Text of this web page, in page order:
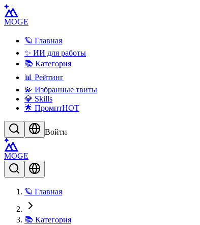
MOGE
🪐 Главная
✨ ИИ для работы
📚 Категория
📊 Рейтинг
💫 Избранные твиты
💎 Skills
🌟 ПромптHOT
Войти
MOGE
🪐 Главная
📚 Категория